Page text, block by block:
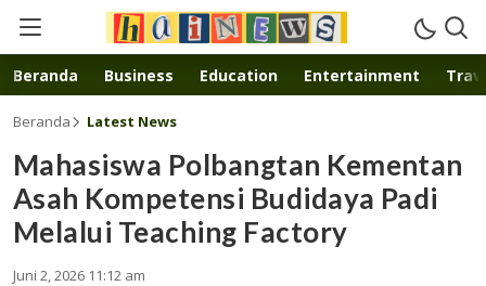
Inspirasi muda karya mandiri
Beranda Business Education Entertainment
Beranda Latest News
Mahasiswa Polbangtan Kementan
Asah Kompetensi Budidaya Padi
Melalui Teaching Factory
Juni 2, 2026 11:12 am